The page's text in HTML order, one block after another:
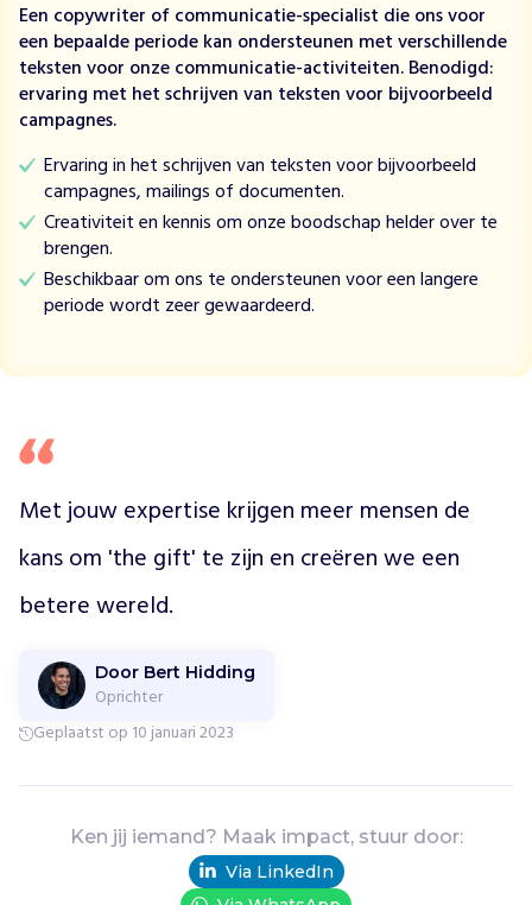
o
n
g
e
m
e
n
s
e
n
o
n
l
k
k
g
n
m
i
s
e
n
e
Een copywriter of communicatie-specialist die ons voor
een bepaalde periode kan ondersteunen met verschillende
teksten voor onze communicatie-activiteiten. Benodigd:
ervaring met het schrijven van teksten voor bijvoorbeeld
campagnes.
Ervaring in het schrijven van teksten voor bijvoorbeeld
campagnes, mailings of documenten.
Creativiteit en kennis om onze boodschap helder over te
brengen.
Beschikbaar om ons te ondersteunen voor een langere
periode wordt zeer gewaardeerd.
Met jouw expertise krijgen meer mensen de
kans om 'the gift' te zijn en creëren we een
betere wereld.
Door Bert Hidding
Oprichter
Geplaatst op 10 januari 2023
Ken jij iemand? Maak impact, stuur door:
Via LinkedIn